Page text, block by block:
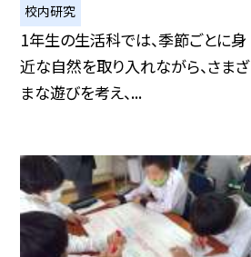
校内研究
1年生の生活科では、季節ごとに身
近な自然を取り入れながら、さまざ
まな遊びを考え、...